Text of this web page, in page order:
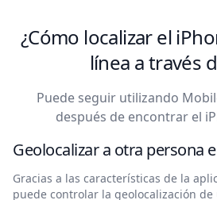
¿Cómo localizar el
línea a través
Puede seguir utilizando
después de encontrar el
Geolocalizar a otra persona
Gracias a las características de la
puede controlar la geolocalización